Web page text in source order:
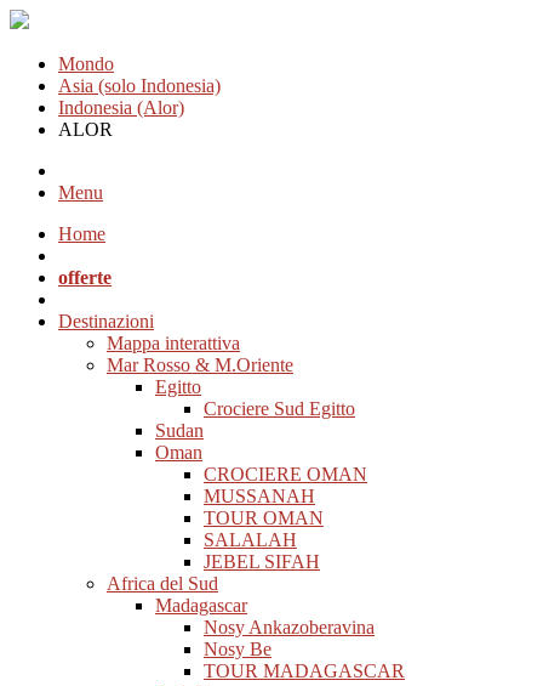
Mondo
Asia (solo Indonesia)
Indonesia (Alor)
ALOR
Menu
Home
offerte
Destinazioni
Mappa interattiva
Mar Rosso & M.Oriente
Egitto
Crociere Sud Egitto
Sudan
Oman
CROCIERE OMAN
MUSSANAH
TOUR OMAN
SALALAH
JEBEL SIFAH
Africa del Sud
Madagascar
Nosy Ankazoberavina
Nosy Be
TOUR MADAGASCAR